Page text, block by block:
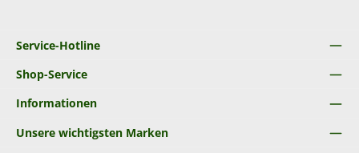
Service-Hotline
Shop-Service
Informationen
Unsere wichtigsten Marken